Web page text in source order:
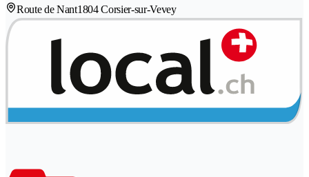
Route de Nant1804 Corsier-sur-Vevey